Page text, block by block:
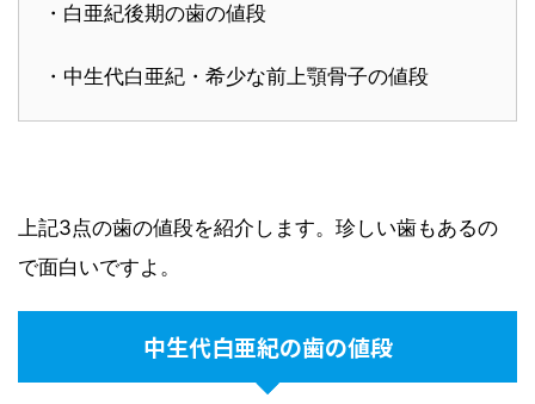
・白亜紀後期の歯の値段
・中生代白亜紀・希少な前上顎骨子の値段
上記3点の歯の値段を紹介します。珍しい歯もあるの
で面白いですよ。
中生代白亜紀の歯の値段